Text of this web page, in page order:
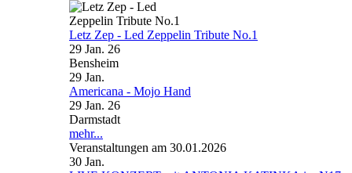
Letz Zep - Led Zeppelin Tribute No.1
29 Jan. 26
Bensheim
29 Jan.
Americana - Mojo Hand
29 Jan. 26
Darmstadt
mehr...
Veranstaltungen am 30.01.2026
30 Jan.